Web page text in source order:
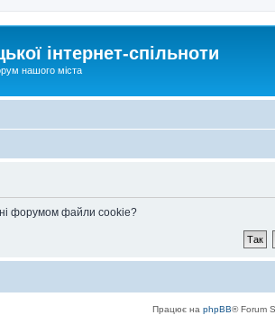
інтернет-спільноти
нашого міста
форумом файли cookie?
Працює на phpBB® Forum